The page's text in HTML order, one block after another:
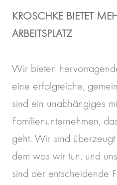
KROSCHKE BIETET
ARBEITSPLATZ
Wir bieten
eine erfolgreiche,
sind ein unabhängiges
Familienunternehmen,
geht. Wir sind
dem was wir tun, und
sind der entscheidende